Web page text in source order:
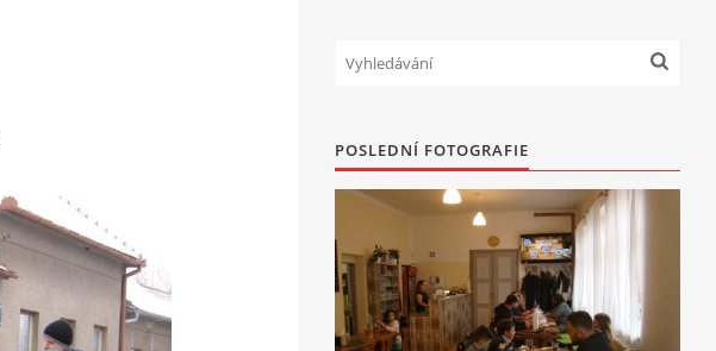
POSLEDNÍ FOTOGRAFIE